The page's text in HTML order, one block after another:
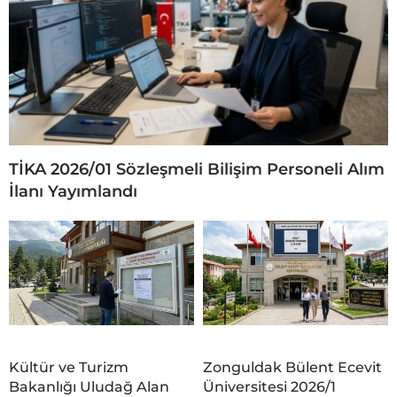
TİKA 2026/01 Sözleşmeli Bilişim Personeli Alım
İlanı Yayımlandı
Kültür ve Turizm
Bakanlığı Uludağ Alan
Zonguldak Bülent Ecevit
Üniversitesi 2026/1